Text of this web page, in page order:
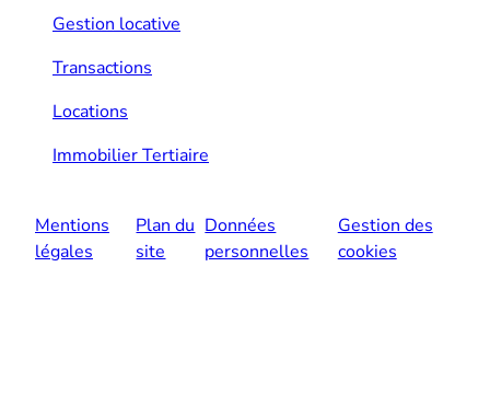
Gestion locative
Transactions
Locations
Immobilier Tertiaire
Mentions
légales
Plan du
site
Données
personnelles
Gestion des
cookies